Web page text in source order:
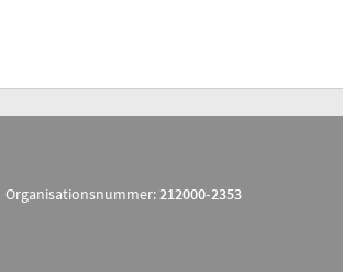
212000-2353